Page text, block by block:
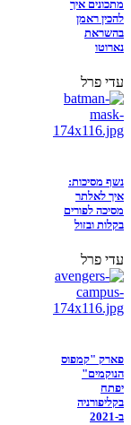
מתכונים איך
להכין ראמן
בהשראת
נארוטו
עדי פרל
נשף מסיכות:
איך לאלתר
מסיכה לפורים
בקלות ובזול
עדי פרל
פארק "קמפוס
הנוקמים"
יפתח
בקליפורניה
ב-2021